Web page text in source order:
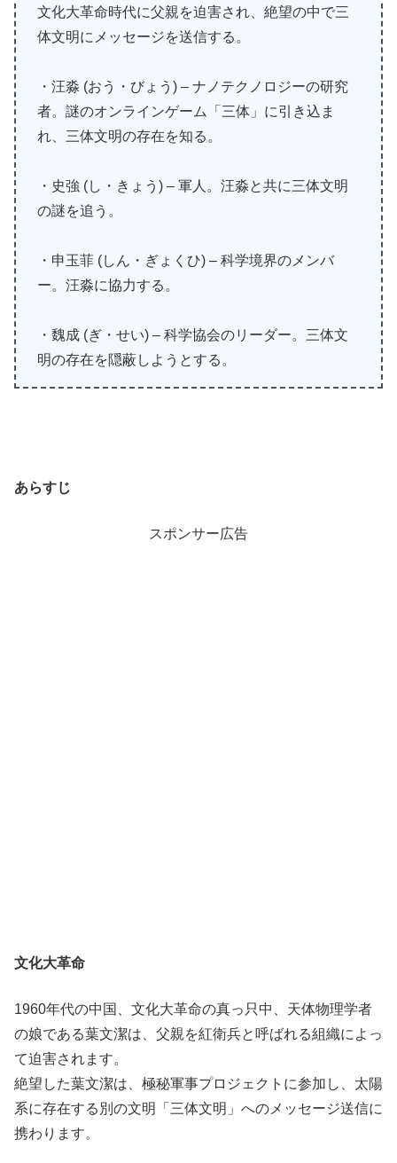
文化大革命時代に父親を迫害され、絶望の中で三
体文明にメッセージを送信する。
・汪淼 (おう・びょう) – ナノテクノロジーの研究
者。謎のオンラインゲーム「三体」に引き込ま
れ、三体文明の存在を知る。
・史強 (し・きょう) – 軍人。汪淼と共に三体文明
の謎を追う。
・申玉菲 (しん・ぎょくひ) – 科学境界のメンバ
ー。汪淼に協力する。
・魏成 (ぎ・せい) – 科学協会のリーダー。三体文
明の存在を隠蔽しようとする。
あらすじ
スポンサー広告
文化大革命
1960年代の中国、文化大革命の真っ只中、天体物理学者
の娘である葉文潔は、父親を紅衛兵と呼ばれる組織によっ
て迫害されます。
絶望した葉文潔は、極秘軍事プロジェクトに参加し、太陽
系に存在する別の文明「三体文明」へのメッセージ送信に
携わります。